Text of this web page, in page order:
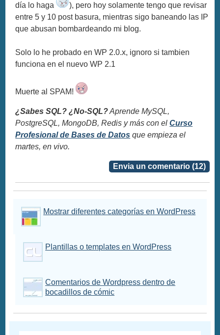
día lo haga
), pero hoy solamente tengo que revisar
entre 5 y 10 post basura, mientras sigo baneando las IP
que abusan bombardeando mi blog.
Solo lo he probado en WP 2.0.x, ignoro si tambien
funciona en el nuevo WP 2.1
Muerte al SPAM!
¿Sabes SQL? ¿No-SQL?Aprende MySQL,
PostgreSQL, MongoDB, Redis y más con elCurso
Profesional de Bases de Datos que empieza el
martes, en vivo.
Envia un comentario (12)
Mostrar diferentes categorías en WordPress
Plantillas o templates en WordPress
Comentarios de Wordpress dentro de
bocadillos de cómic